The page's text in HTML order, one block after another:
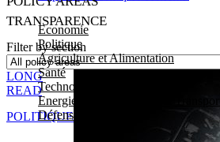
Economie
Politique
Agriculture et Alimentation
Santé
Technologies
Energie, Environnement et Transport
Défense
TRANSPARENCE
Filter by section
LONG
READ
POLITIQUE